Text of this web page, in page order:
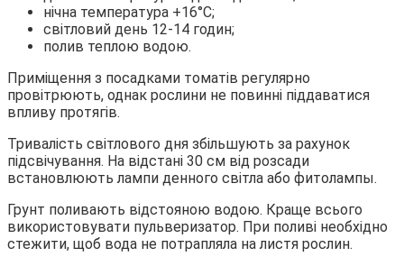
нічна температура +16°С;
світловий день 12-14 годин;
полив теплою водою.
Приміщення з посадками томатів регулярно
провітрюють, однак рослини не повинні піддаватися
впливу протягів.
Тривалість світлового дня збільшують за рахунок
підсвічування. На відстані 30 см від розсади
встановлюють лампи денного світла або фитолампы.
Грунт поливають відстояною водою. Краще всього
використовувати пульверизатор. При поливі необхідно
стежити, щоб вода не потрапляла на листя рослин.